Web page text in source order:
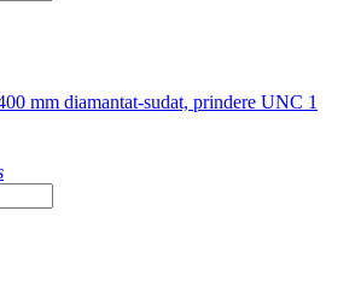
mm diamantat-sudat, prindere UNC 1